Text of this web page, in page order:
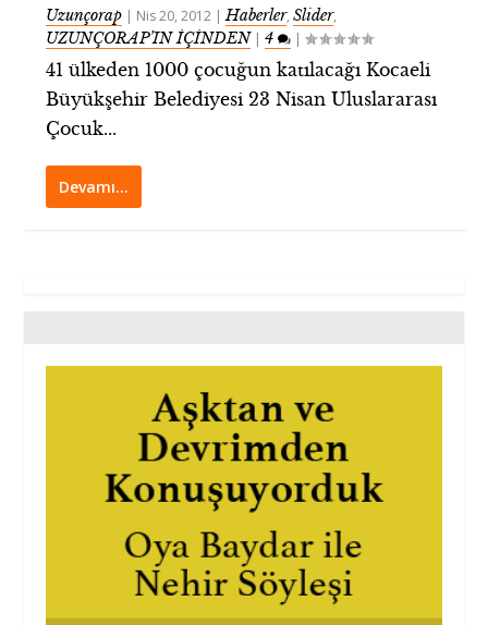
Uzunçorap | Nis 20, 2012 |Haberler,Slider,
UZUNÇORAP’IN İÇİNDEN|4 |
41 ülkeden 1000 çocuğun katılacağı Kocaeli
Büyükşehir Belediyesi 23 Nisan Uluslararası
Çocuk...
Devamı…